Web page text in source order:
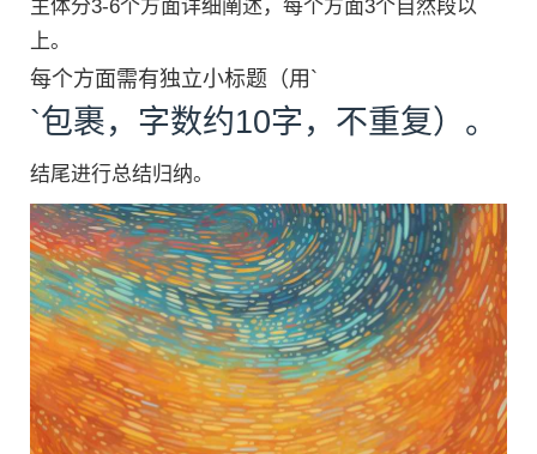
主体分3-6个方面详细阐述，每个方面3个自然段以
上。
每个方面需有独立小标题（用`
`包裹，字数约10字，不重复）。
结尾进行总结归纳。